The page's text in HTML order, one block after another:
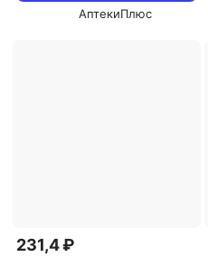
АптекиПлюс
231,4 ₽